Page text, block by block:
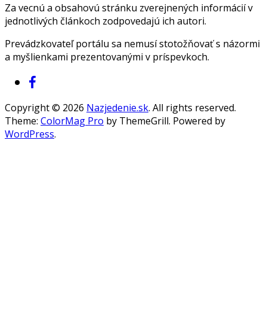
Za vecnú a obsahovú stránku zverejnených informácií v
jednotlivých článkoch zodpovedajú ich autori.
Prevádzkovateľ portálu sa nemusí stotožňovať s názormi
a myšlienkami prezentovanými v príspevkoch.
Copyright © 2026 Nazjedenie.sk. All rights reserved.
Theme: ColorMag Pro by ThemeGrill. Powered by
WordPress.